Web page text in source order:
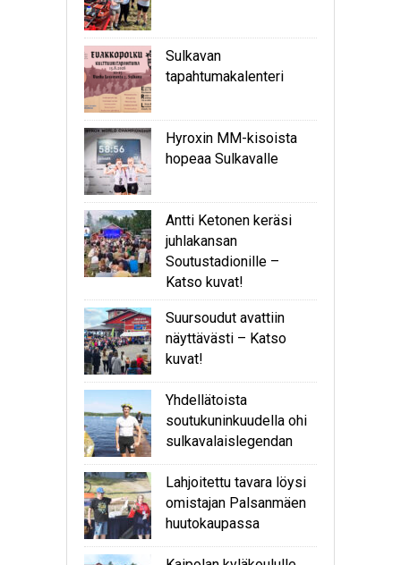
Sulkavan
tapahtumakalenteri
Hyroxin MM-kisoista
hopeaa Sulkavalle
Antti Ketonen keräsi
juhlakansan
Soutustadionille –
Katso kuvat!
Suursoudut avattiin
näyttävästi – Katso
kuvat!
Yhdellätoista
soutukuninkuudella ohi
sulkavalaislegendan
Lahjoitettu tavara löysi
omistajan Palsanmäen
huutokaupassa